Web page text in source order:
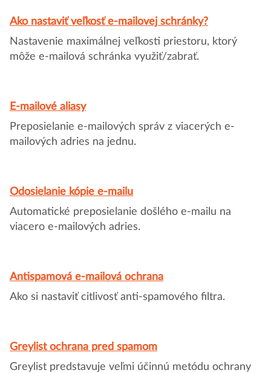
Ako nastaviť veľkosť e-mailovej schránky?
Nastavenie maximálnej veľkosti priestoru, ktorý
môže e-mailová schránka využiť/zabrať.
E-mailové aliasy
Preposielanie e-mailových správ z viacerých e-
mailových adries na jednu.
Odosielanie kópie e-mailu
Automatické preposielanie došlého e-mailu na
viacero e-mailových adries.
Antispamová e-mailová ochrana
Ako si nastaviť citlivosť anti-spamového filtra.
Greylist ochrana pred spamom
Greylist predstavuje veľmi účinnú metódu ochrany